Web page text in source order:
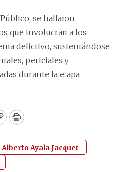
se hallaron
que involucran a los
delictivo, sustentándose
periciales y
durante la etapa
Print
Alberto Ayala Jacquet